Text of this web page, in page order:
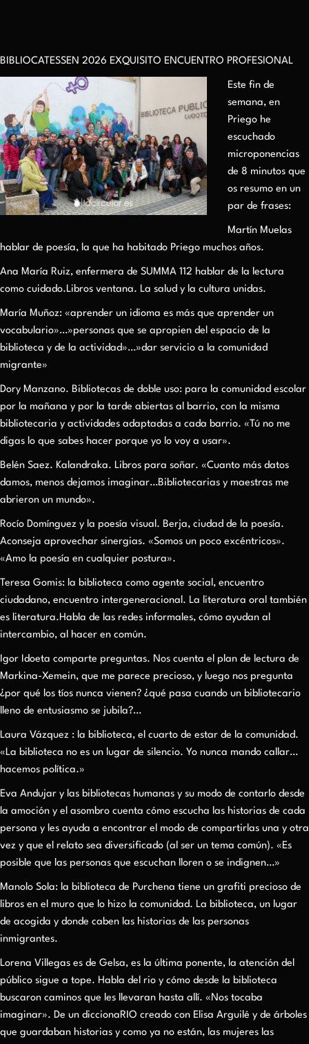
BIBLIOCATESSEN 2026 EXQUISITO ENCUENTRO PROFESIONAL
Este fin de
semana, en
Priego he
escuchado
microponencias
de 8 minutos que
os resumo en un
par de frases:
Martín Muelas
hablar de poesía, la que ha habitado Priego muchos años.
Ana María Ruiz, enfermera de SUMMA 112 hablar de la lectura
como cuidado.Libros ventana. La salud y la cultura unidas.
María Muñoz: «aprender un idioma es más que aprender un
vocabulario»…»personas que se apropien del espacio de la
biblioteca y de la actividad»…»dar servicio a la comunidad
migrante»
Dory Manzano. Bibliotecas de doble uso: para la comunidad escolar
por la mañana y por la tarde abiertas al barrio, con la misma
bibliotecaria y actividades adaptadas a cada barrio. «Tú no me
digas lo que sabes hacer porque yo lo voy a usar».
Belén Saez. Kalandraka. Libros para soñar. «Cuanto más datos
damos, menos dejamos imaginar…Bibliotecarias y maestras me
abrieron un mundo».
Rocío Domínguez y la poesía visual. Berja, ciudad de la poesía.
Aconseja aprovechar sinergias. «Somos un poco excéntricos».
«Amo la poesía en cualquier postura».
Teresa Gomis: la biblioteca como agente social, encuentro
ciudadano, encuentro intergeneracional. La literatura oral también
es literatura.Habla de las redes informales, cómo ayudan al
intercambio, al hacer en común.
Igor Idoeta comparte preguntas. Nos cuenta el plan de lectura de
Markina-Xemein, que me parece precioso, y luego nos pregunta
¿por qué los tíos nunca vienen? ¿qué pasa cuando un bibliotecario
lleno de entusiasmo se jubila?…
Laura Vázquez : la biblioteca, el cuarto de estar de la comunidad.
«La biblioteca no es un lugar de silencio. Yo nunca mando callar…
hacemos política.»
Eva Andujar y las bibliotecas humanas y su modo de contarlo desde
la amoción y el asombro cuenta cómo escucha las historias de cada
persona y les ayuda a encontrar el modo de compartirlas una y otra
vez y que el relato sea diversificado (al ser un tema común). «Es
posible que las personas que escuchan lloren o se indignen…»
Manolo Sola: la biblioteca de Purchena tiene un grafiti precioso de
libros en el muro que lo hizo la comunidad. La biblioteca, un lugar
de acogida y donde caben las historias de las personas
inmigrantes.
Lorena Villegas es de Gelsa, es la última ponente, la atención del
público sigue a tope. Habla del rio y cómo desde la biblioteca
buscaron caminos que les llevaran hasta allí. «Nos tocaba
imaginar». De un diccionaRIO creado con Elisa Arguilé y de árboles
que guardaban historias y como ya no están, las mujeres las